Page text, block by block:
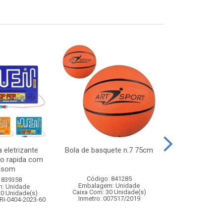
eletrizante
rapida com
Unidade
Unidade(s)
0404-2023-60
Bola de basquete n.7 75cm
Código: 841285
Embalagem: Unidade
Caixa Com: 30 Unidade(s)
Inmetro: 007517/2019